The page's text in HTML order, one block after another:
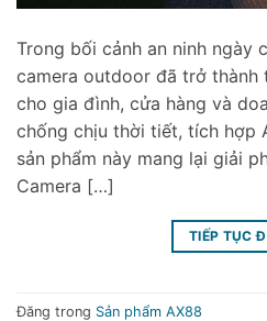
Trong bối cảnh an ninh ngày
camera outdoor đã trở thành
cho gia đình, cửa hàng và
chống chịu thời tiết, tích hợp
sản phẩm này mang lại giải
Camera […]
TIẾP TỤC
Đăng trong Sản phẩm AX88